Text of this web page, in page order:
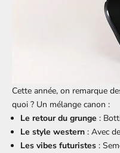
Cette année, on remarque
quoi ? Un mélange canon :
Le retour du grunge :
Le style western : Avec
Les vibes futuristes :